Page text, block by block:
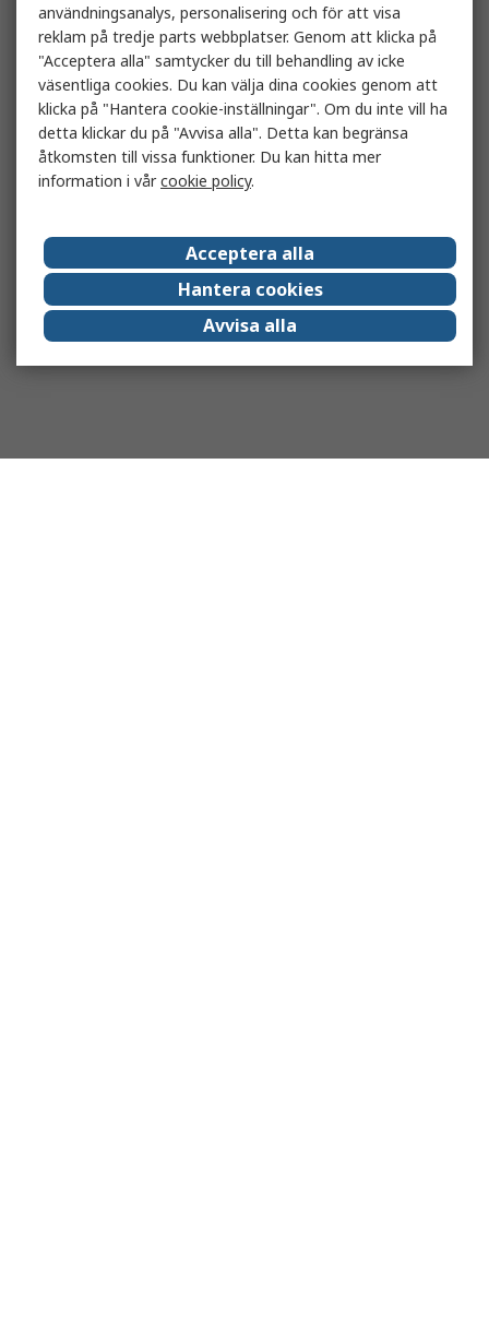
användningsanalys, personalisering och för att visa
reklam på tredje parts webbplatser. Genom att klicka på
"Acceptera alla" samtycker du till behandling av icke
väsentliga cookies. Du kan välja dina cookies genom att
klicka på "Hantera cookie-inställningar". Om du inte vill ha
detta klickar du på "Avvisa alla". Detta kan begränsa
åtkomsten till vissa funktioner. Du kan hitta mer
information i vårcookie policy.
Acceptera alla
Hantera cookies
Avvisa alla